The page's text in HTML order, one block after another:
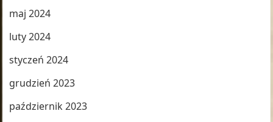
maj 2024
luty 2024
styczeń 2024
grudzień 2023
październik 2023